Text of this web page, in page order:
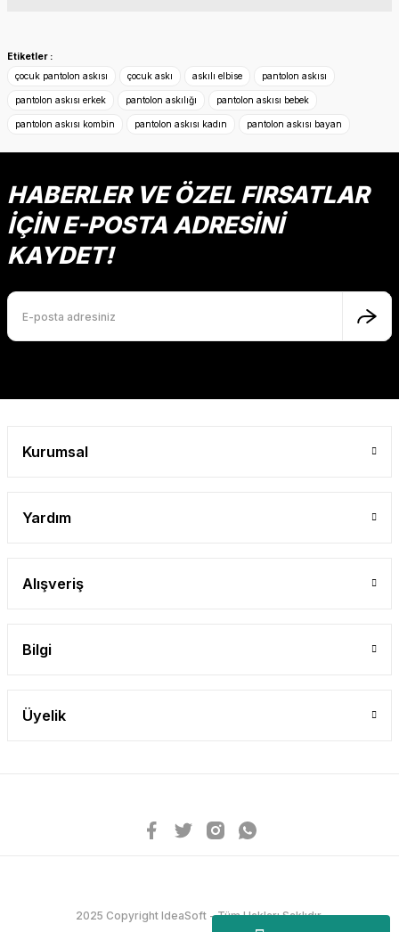
konularda yetersiz gördüğünüz noktaları öneri formunu
Görüş ve önerileriniz için teşekkür ederiz.
Ürün resmi kalitesiz, bozuk veya görüntülenemiyor.
Ürün açıklamasında eksik bilgiler bulunuyor.
Ürün bilgilerinde hatalar bulunuyor.
Ürün fiyatı diğer sitelerden daha pahalı.
Bu ürüne benzer farklı alternatifler olmalı.
Etiketler :
çocuk pantolon askısı
çocuk askı askılı elbise pantolon askısı
pantolon askısı erkek pantolon askılığı pantolon askısı bebek
pantolon askısı kombin pantolon askısı kadın pantolon askısı bayan
HABERLER VE ÖZEL FIRSATLAR
İÇİN E-POSTA ADRESİNİ
KAYDET!
Kurumsal
Yardım
Alışveriş
Bilgi
Üyelik
2025 Copyright IdeaSoft - Tüm Hakları Saklıdır.